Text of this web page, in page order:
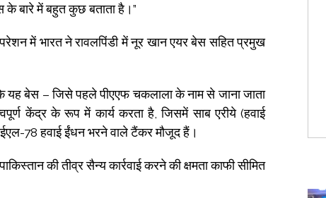
बारे में बहुत कुछ बताता है।”
में भारत ने रावलपिंडी में नूर खान एयर बेस सहित प्रमुख
बेस – जिसे पहले पीएएफ चकलाला के नाम से जाना जाता
केंद्र के रूप में कार्य करता है, जिसमें साब एरीये (हवाई
78 हवाई ईंधन भरने वाले टैंकर मौजूद हैं।
की तीव्र सैन्य कार्रवाई करने की क्षमता काफी सीमित